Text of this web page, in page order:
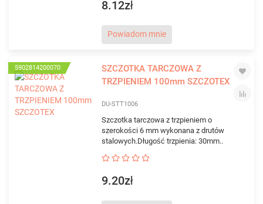
8.12zł
Powiadom mnie
5902814200070
SZCZOTKA TARCZOWA Z
TRZPIENIEM 100mm SZCZOTEX
DU-STT1006
Szczotka tarczowa z trzpieniem o
szerokości 6 mm wykonana z drutów
stalowych.Długość trzpienia: 30mm..
9.20zł